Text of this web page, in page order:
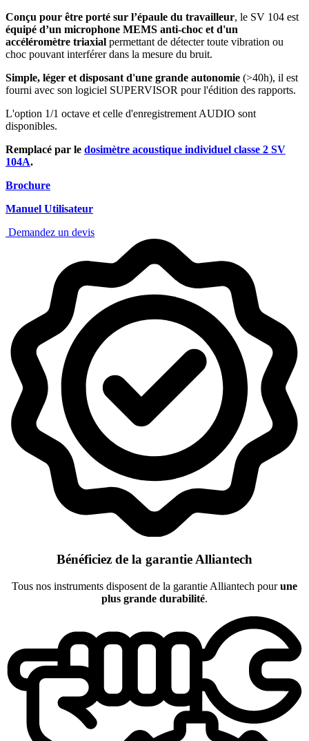
Conçu pour être porté sur l’épaule du travailleur, le SV 104 est
équipé d’un microphone MEMS anti-choc et d'un
accéléromètre triaxial permettant de détecter toute vibration ou
choc pouvant interférer dans la mesure du bruit.
Simple, léger et disposant d'une grande autonomie (>40h), il est
fourni avec son logiciel SUPERVISOR pour l'édition des rapports.
L'option 1/1 octave et celle d'enregistrement AUDIO sont
disponibles.
Remplacé par le dosimètre acoustique individuel classe 2 SV
104A.
Brochure
Manuel Utilisateur
Demandez un devis
Bénéficiez de la garantie Alliantech
Tous nos instruments disposent de la garantie Alliantech pourune
plus grande durabilité.